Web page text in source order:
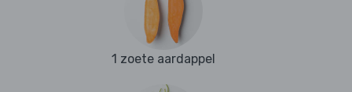
1 zoete aardappel